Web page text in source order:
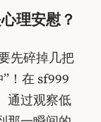
理安慰？
先碎掉几把
！在 sf999
通过观察低